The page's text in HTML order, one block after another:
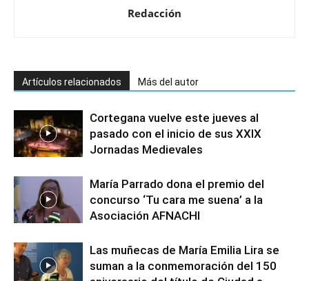
Redacción
Artículos relacionados Más del autor
Cortegana vuelve este jueves al
pasado con el inicio de sus XXIX
Jornadas Medievales
María Parrado dona el premio del
concurso ‘Tu cara me suena’ a la
Asociación AFNACHI
Las muñecas de María Emilia Lira se
suman a la conmemoración del 150